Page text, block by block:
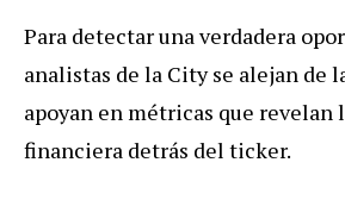
Para detectar una verdadera
analistas de la City se alejan de
apoyan en métricas que revelan
financiera detrás del ticker.